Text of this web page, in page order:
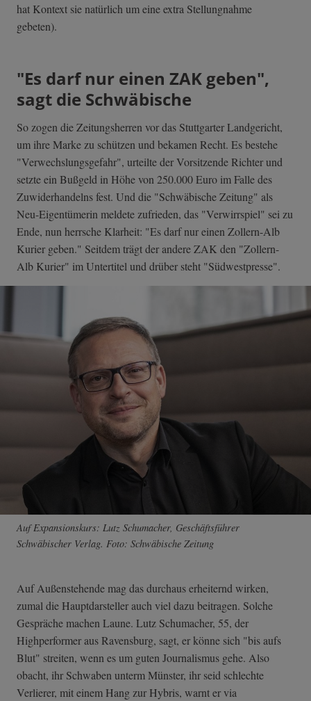
hat Kontext sie natürlich um eine extra Stellungnahme
gebeten).
"Es darf nur einen ZAK geben",
sagt die Schwäbische
So zogen die Zeitungsherren vor das Stuttgarter Landgericht,
um ihre Marke zu schützen und bekamen Recht. Es bestehe
"Verwechslungsgefahr", urteilte der Vorsitzende Richter und
setzte ein Bußgeld in Höhe von 250.000 Euro im Falle des
Zuwiderhandelns fest. Und die "Schwäbische Zeitung" als
Neu-Eigentümerin meldete zufrieden, das "Verwirrspiel" sei zu
Ende, nun herrsche Klarheit: "Es darf nur einen Zollern-Alb
Kurier geben." Seitdem trägt der andere ZAK den "Zollern-
Alb Kurier" im Untertitel und drüber steht "Südwestpresse".
Auf Expansionskurs: Lutz Schumacher, Geschäftsführer
Schwäbischer Verlag. Foto: Schwäbische Zeitung
Auf Außenstehende mag das durchaus erheiternd wirken,
zumal die Hauptdarsteller auch viel dazu beitragen. Solche
Gespräche machen Laune. Lutz Schumacher, 55, der
Highperformer aus Ravensburg, sagt, er könne sich "bis aufs
Blut" streiten, wenn es um guten Journalismus gehe. Also
obacht, ihr Schwaben unterm Münster, ihr seid schlechte
Verlierer, mit einem Hang zur Hybris, warnt er via